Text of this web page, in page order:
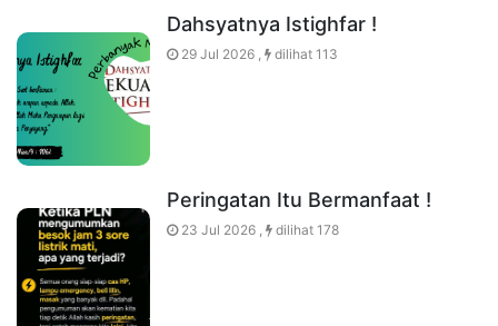
Dahsyatnya Istighfar !
29 Jul 2026 , dilihat 113
Peringatan Itu Bermanfaat !
23 Jul 2026 , dilihat 178